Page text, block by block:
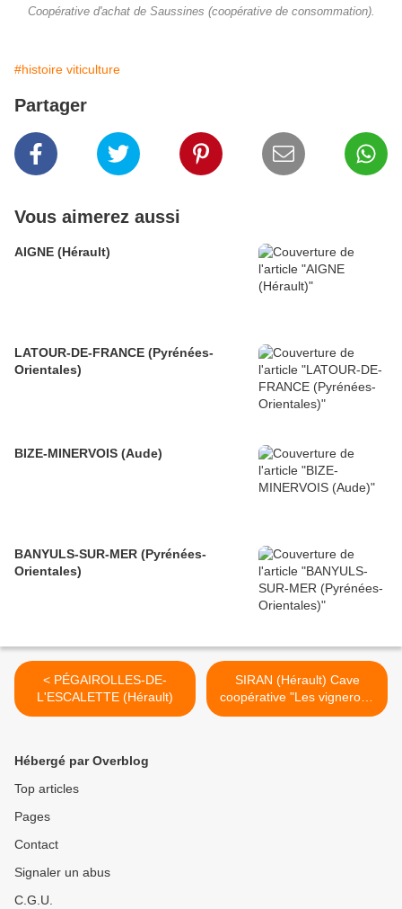
Coopérative d'achat de Saussines (coopérative de consommation).
#histoire viticulture
Partager
Vous aimerez aussi
AIGNE (Hérault)
LATOUR-DE-FRANCE (Pyrénées-
Orientales)
BIZE-MINERVOIS (Aude)
BANYULS-SUR-MER (Pyrénées-
Orientales)
< PÉGAIROLLES-DE-
L'ESCALETTE (Hérault)
SIRAN (Hérault) Cave
coopérative "Les vignerons
minervois" >
Hébergé par Overblog
Top articles
Pages
Contact
Signaler un abus
C.G.U.